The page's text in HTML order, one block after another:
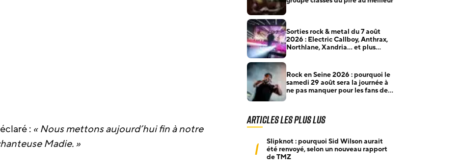
: « Nous mettons aujourd’hui fin à notre
Madie. »
Sorties rock & metal du 7 août
2026 : Electric Callboy, Anthrax,
Northlane, Xandria… et plus
Rock en Seine 2026 : pourquoi le
samedi 29 août sera la journée à
ne pas manquer pour les fans de
Articles les plus lus
1
Slipknot : pourquoi Sid Wilson aurait
été renvoyé, selon un nouveau rapport
de TMZ